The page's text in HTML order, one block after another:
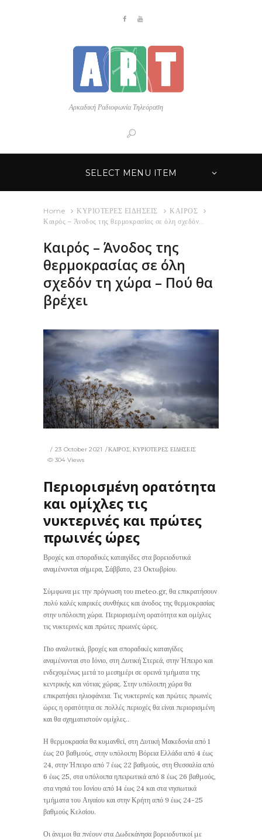
Αρκαδική Ραδιοφωνία Τηλεόραση
SELECT MENU ITEM
Home ΚΥΡΙΟΤΕΡΕΣ ΕΙΔΗΣΕΙΣ
ΚΑΙΡΟΣ
Καιρός – Άνοδος της θερμοκρασίας σε όλη σχεδόν...
Καιρός – Άνοδος της
θερμοκρασίας σε όλη
σχεδόν τη χώρα – Πού θα
βρέχει
23 October 2021 ΚΑΙΡΟΣ, ΚΥΡΙΟΤΕΡΕΣ ΕΙΔΗΣΕΙΣ
304 Views
Περιορισμένη ορατότητα
και ομίχλες τις
νυκτερινές και πρώτες
πρωινές ώρες
Βροχές και σποραδικές καταιγίδες στα βορειοδυτικά
αναμένονται σήμερα, Σάββατο, 23 Οκτωβρίου.
Σύμφωνα με την πρόγνωση του meteo.gr, θα επικρατήσουν
πολύ καλές καιρικές συνθήκες και άνοδος της θερμοκρασίας
στην υπόλοιπη χώρα. Περιορισμένη ορατότητα και ομίχλες
τις νυκτερινές και πρώτες πρωινές ώρες.
Πιο αναλυτικά, βροχές και σποραδικές καταιγίδες
αναμένονται στο Ιόνιο, στη Δυτική Στερεά, στην Ήπειρο και
ενδεχομένως μετά το μεσημέρι σε ορεινά τμήματα της
κεντρικής και νότιας χώρας. Στην υπόλοιπη χώρα θα
επικρατήσει ηλιοφάνεια. Τις νυκτερινές και πρώτες πρωινές
ώρες η ορατότητα σε πολλές περιοχές θα είναι περιορισμένη
και θα σχηματιστούν ομίχλες..
Η θερμοκρασία θα κυμανθεί, στη Δυτική Μακεδονία από 1
έως 20 βαθμούς, στην υπόλοιπη Βόρεια Ελλάδα από 4 έως
24, στην Ήπειρο από 7 έως 22 βαθμούς, στη Θεσσαλία από
6 έως 25, στα υπόλοιπα ηπειρωτικά από 8 έως 26 βαθμούς,
στα νησιά του Ιονίου από 14 έως 24 και στα νησιωτικά
τμήματα του Αιγαίου και στην Κρήτη από 9 έως 24-25
βαθμούς Κελσίου.
Οι άνεμοι θα πνέουν στα Δωδεκάνησα βορειοδυτικοί με